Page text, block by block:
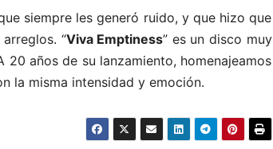
siempre les generó ruido, y que hizo que
“Viva Emptiness” es un disco muy
años de su lanzamiento, homenajeamos
la misma intensidad y emoción.